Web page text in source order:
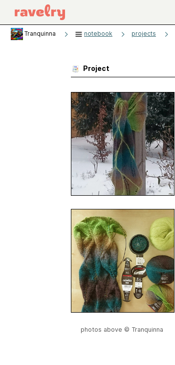
Tranquinna notebook projects
Project
photos above © Tranquinna